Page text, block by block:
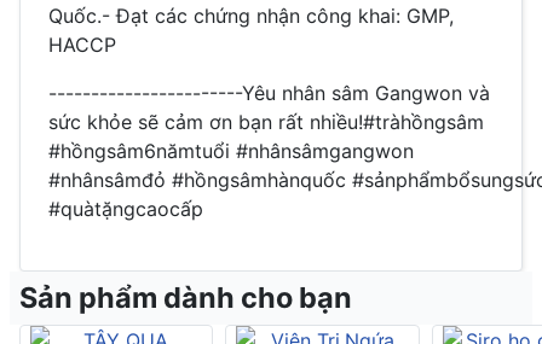
Quốc.- Đạt các chứng nhận công khai: GMP,
HACCP
-----------------------Yêu nhân sâm Gangwon và
sức khỏe sẽ cảm ơn bạn rất nhiều!#tràhồngsâm
#hồngsâm6nămtuổi #nhânsâmgangwon
#nhânsâmđỏ #hồngsâmhànquốc
#quàtặngcaocấp
Sản phẩm dành cho bạn